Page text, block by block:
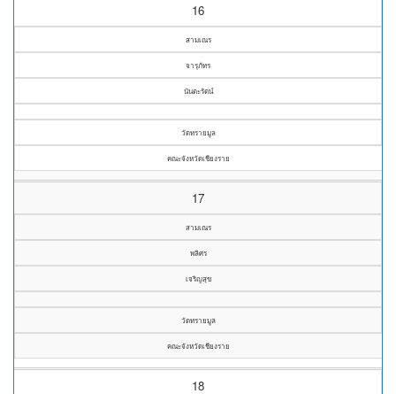
16
สามเณร
จารุภัทร
นันตะรัตน์
วัดทรายมูล
คณะจังหวัดเชียงราย
17
สามเณร
พลิศร
เจริญสุข
วัดทรายมูล
คณะจังหวัดเชียงราย
18